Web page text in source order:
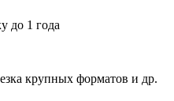
до 1 года
крупных форматов и др.